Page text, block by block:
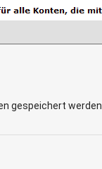
gespeichert werden.